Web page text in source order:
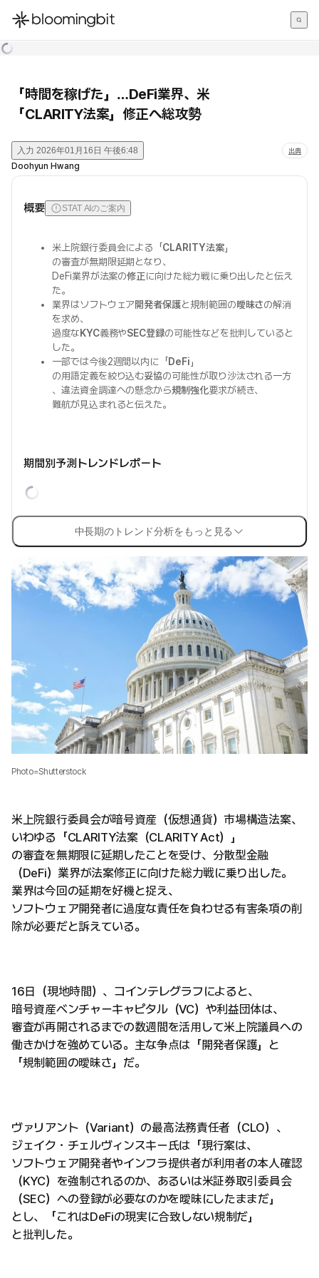
한국어
「時間を稼げた」…DeFi業界、米
「CLARITY法案」修正へ総攻勢
入力 2026年01月16日 午後6:48 出典
Doohyun Hwang
概要 STAT AIのご案内
米上院銀行委員会による「CLARITY法案」
の審査が無期限延期となり、
DeFi業界が法案の修正に向けた総力戦に乗り出したと伝え
た。
業界はソフトウェア開発者保護と規制範囲の曖昧さの解消
を求め、
過度なKYC義務やSEC登録の可能性などを批判していると
した。
一部では今後2週間以内に「 DeFi 」
の用語定義を絞り込む妥協の可能性が取り沙汰される一方
、違法資金調達への懸念から規制強化要求が続き、
難航が見込まれると伝えた。
期間別予測トレンドレポート
中長期のトレンド分析をもっと見る
Photo=Shutterstock
米上院銀行委員会が暗号資産（仮想通貨）市場構造法案、
いわゆる「CLARITY法案（CLARITY Act）」
の審査を無期限に延期したことを受け、分散型金融
（DeFi）業界が法案修正に向けた総力戦に乗り出した。
業界は今回の延期を好機と捉え、
ソフトウェア開発者に過度な責任を負わせる有害条項の削
除が必要だと訴えている。
16日（現地時間）、コインテレグラフによると、
暗号資産ベンチャーキャピタル（VC）や利益団体は、
審査が再開されるまでの数週間を活用して米上院議員への
働きかけを強めている。主な争点は「開発者保護」と
「規制範囲の曖昧さ」だ。
ヴァリアント（Variant）の最高法務責任者（CLO）、
ジェイク・チェルヴィンスキー氏は「現行案は、
ソフトウェア開発者やインフラ提供者が利用者の本人確認
（KYC）を強制されるのか、あるいは米証券取引委員会
（SEC）への登録が必要なのかを曖昧にしたままだ」
とし、「これはDeFiの現実に合致しない規制だ」
と批判した。